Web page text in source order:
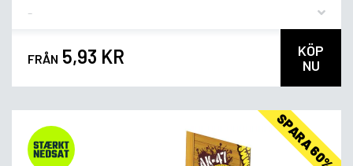
FRÅN 5,93 KR
KÖP
NU
SPARA 60%